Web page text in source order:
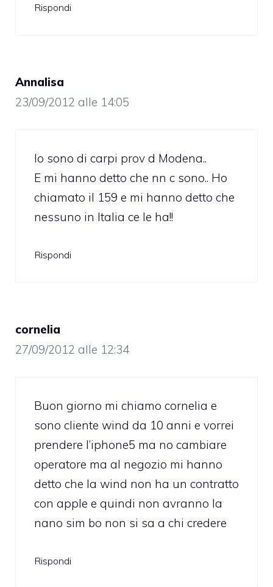
Rispondi
Annalisa
23/09/2012 alle 14:05
Io sono di carpi prov d Modena..
E mi hanno detto che nn c sono.. Ho
chiamato il 159 e mi hanno detto che
nessuno in Italia ce le ha!!
Rispondi
cornelia
27/09/2012 alle 12:34
Buon giorno mi chiamo cornelia e
sono cliente wind da 10 anni e vorrei
prendere l’iphone5 ma no cambiare
operatore ma al negozio mi hanno
detto che la wind non ha un contratto
con apple e quindi non avranno la
nano sim bo non si sa a chi credere
Rispondi